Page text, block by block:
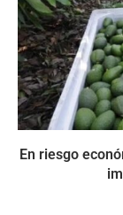
En riesgo